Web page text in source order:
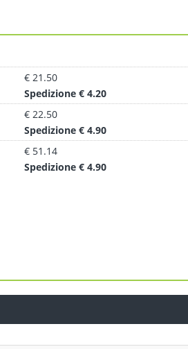
€ 21.50
Spedizione € 4.20
€ 22.50
Spedizione € 4.90
€ 51.14
Spedizione € 4.90